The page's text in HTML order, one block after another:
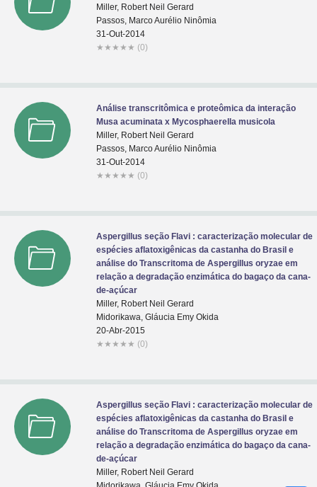
Miller, Robert Neil Gerard
Passos, Marco Aurélio Ninômia
31-Out-2014
★ ★ ★ ★ ★ (0)
Análise transcritômica e proteômica da interação
Musa acuminata x Mycosphaerella musicola
Miller, Robert Neil Gerard
Passos, Marco Aurélio Ninômia
31-Out-2014
★ ★ ★ ★ ★ (0)
Aspergillus seção Flavi : caracterização molecular de
espécies aflatoxigênicas da castanha do Brasil e
análise do Transcritoma de Aspergillus oryzae em
relação a degradação enzimática do bagaço da cana-
de-açúcar
Miller, Robert Neil Gerard
Midorikawa, Gláucia Emy Okida
20-Abr-2015
★ ★ ★ ★ ★ (0)
Aspergillus seção Flavi : caracterização molecular de
espécies aflatoxigênicas da castanha do Brasil e
análise do Transcritoma de Aspergillus oryzae em
relação a degradação enzimática do bagaço da cana-
de-açúcar
Miller, Robert Neil Gerard